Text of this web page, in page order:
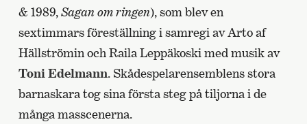
& 1989,Sagan om ringen), som blev en
sextimmars föreställning i samregi av Arto af
Hällströmin och Raila Leppäkoski med musik av
Toni Edelmann. Skådespelarensemblens stora
barnaskara tog sina första steg på tiljorna i de
många masscenerna.